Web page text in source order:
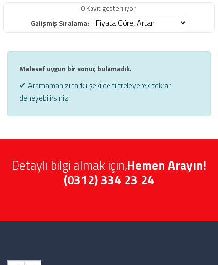
0 Kayıt gösteriliyor.
Gelişmiş Sıralama:
Malesef uygun bir sonuç bulamadık.
✔ Aramamanızı farklı şekilde filtreleyerek tekrar
deneyebilirsiniz.
Detaylı bilgi almak için,Hemen Arayın!
(0312) 334 23 24